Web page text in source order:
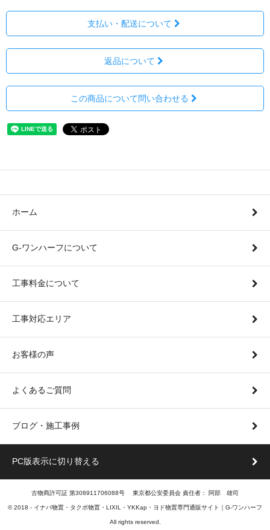
支払い・配送について
返品について
この商品について問い合わせる
ホーム
G-ワンハーフについて
工事料金について
工事対応エリア
お客様の声
よくあるご質問
ブログ・施工事例
PC版表示に切り替える
古物商許可証 第308911706088号 東京都公安委員会 責任者： 阿部 雄司
© 2018 - イナバ物置・タクボ物置・LIXIL・YKKap・ヨド物置専門通販サイト｜G-ワンハーフ
All rights reserved.